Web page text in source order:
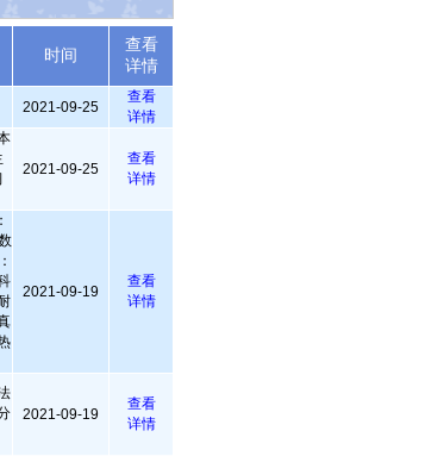
时间
查看
详情
2021-09-25
查看
详情
2021-09-25
查看
详情
2021-09-19
查看
详情
2021-09-19
查看
详情